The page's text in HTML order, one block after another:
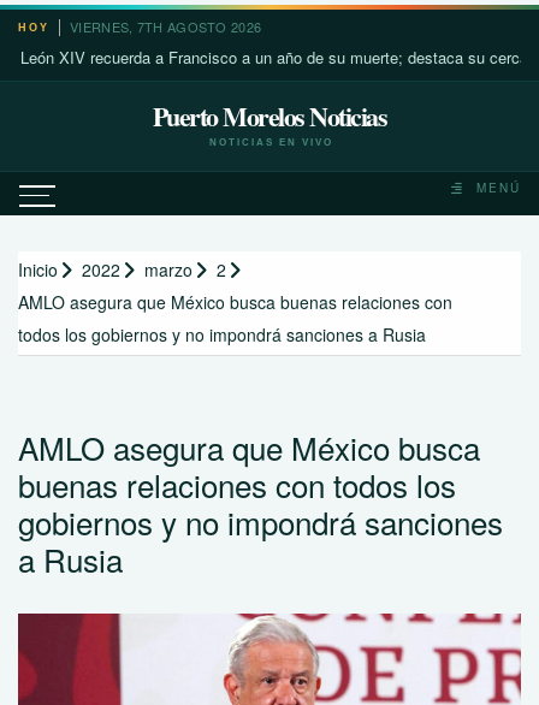
Saltar
contenido
HOY VIERNES, 7TH AGOSTO 2026
XIV recuerda a Francisco a un año de su muerte; destaca su cercanía con
Puerto Morelos Noticias
NOTICIAS EN VIVO
MENÚ
Inicio 2022 marzo
2
AMLO asegura que México busca buenas relaciones con
todos los gobiernos y no impondrá sanciones a Rusia
AMLO asegura que México busca
buenas relaciones con todos los
gobiernos y no impondrá sanciones
a Rusia